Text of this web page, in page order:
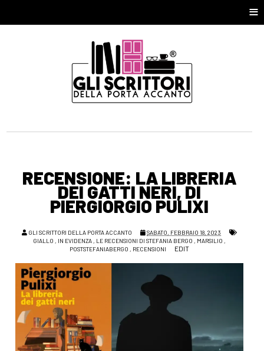
≡
RECENSIONE: LA LIBRERIA
DEI GATTI NERI, DI
PIERGIORGIO PULIXI
GLI SCRITTORI DELLA PORTA ACCANTO
SABATO, FEBBRAIO 18, 2023
GIALLO , IN EVIDENZA , LE RECENSIONI DI STEFANIA BERGO , MARSILIO ,
POSTSTEFANIABERGO , RECENSIONI EDIT